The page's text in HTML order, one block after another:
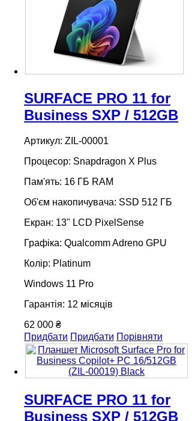
SURFACE PRO 11 for
Business SXP / 512GB
Артикул: ZIL-00001
Процесор: Snapdragon X Plus
Пам'ять: 16 ГБ RAM
Об'єм накопичувача: SSD 512 ГБ
Екран: 13" LCD PixelSense
Графіка: Qualcomm Adreno GPU
Колір: Platinum
Windows 11 Pro
Гарантія: 12 місяців
62 000 ₴
Придбати Придбати Порівняти
SURFACE PRO 11 for
Business SXP / 512GB